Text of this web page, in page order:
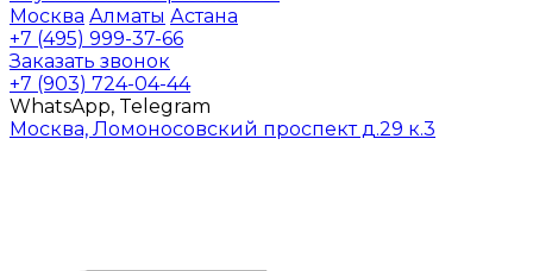
Москва Алматы Астана
+7 (495) 999-37-66
Заказать звонок
+7 (903) 724-04-44
WhatsApp, Telegram
Москва, Ломоносовский проспект д.29 к.3